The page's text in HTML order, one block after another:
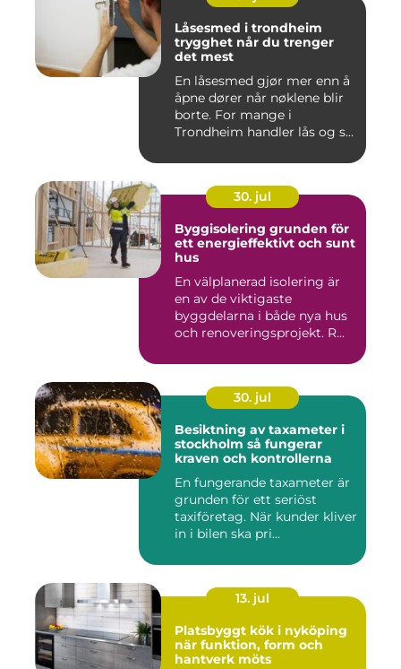
Låsesmed i trondheim
trygghet når du trenger
det mest
En låsesmed gjør mer enn å
åpne dører når nøklene blir
borte. For mange i
Trondheim handler lås og s...
30. jul
Byggisolering grunden för
ett energieffektivt och sunt
hus
En välplanerad isolering är
en av de viktigaste
byggdelarna i både nya hus
och renoveringsprojekt. R...
30. jul
Besiktning av taxameter i
stockholm så fungerar
kraven och kontrollerna
En fungerande taxameter är
grunden för ett seriöst
taxiföretag. När kunder kliver
in i bilen ska pri...
13. jul
Platsbyggt kök i nyköping
när funktion, form och
hantverk möts